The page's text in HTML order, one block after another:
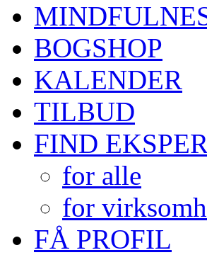
BOGSHOP
KALENDER
TILBUD
FIND
for alle
for
FÅ PROFIL